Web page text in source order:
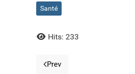
Santé
Hits: 233
Previous article: Pluie et
Prev